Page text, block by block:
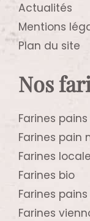
Actualités
Mentions
Plan du site
Nos
Farines
Farines pain
Farines
Farines bio
Farines
Farines